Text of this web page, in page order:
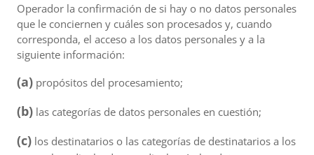
Operador la confirmación de si hay o no datos personales
que le conciernen y cuáles son procesados y, cuando
corresponda, el acceso a los datos personales y a la
siguiente información:
(a) propósitos del procesamiento;
(b) las categorías de datos personales en cuestión;
(c) los destinatarios o las categorías de destinatarios a los